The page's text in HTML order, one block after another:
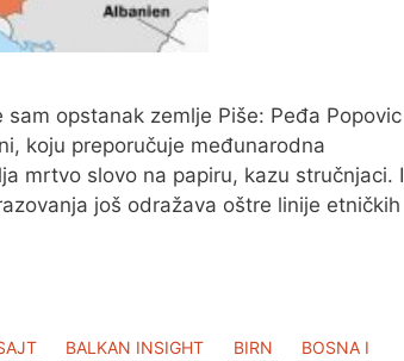
opstanak zemlje Piše: Peđa Popovic
koju preporučuje međunarodna
mrtvo slovo na papiru, kazu stručnjaci. I
još odražava oštre linije etničkih
BALKAN INSIGHT BIRN
BOSNA I